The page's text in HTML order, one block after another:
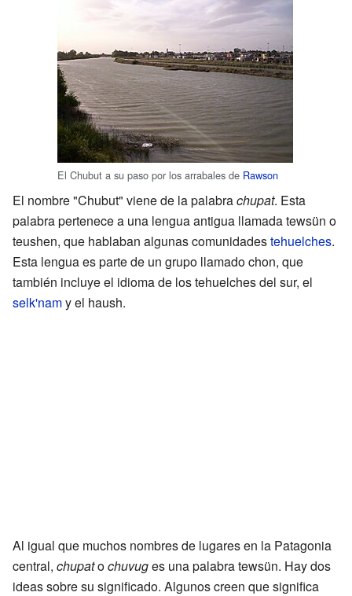
El Chubut a su paso por los arrabales de Rawson
El nombre "Chubut" viene de la palabrachupat. Esta
palabra pertenece a una lengua antigua llamada tewsün o
teushen, que hablaban algunas comunidadestehuelches.
Esta lengua es parte de un grupo llamado chon, que
también incluye el idioma de los tehuelches del sur, el
selk'namy el haush.
Al igual que muchos nombres de lugares en la Patagonia
central, chupatochuvuges una palabra tewsün. Hay dos
ideas sobre su significado. Algunos creen que significa